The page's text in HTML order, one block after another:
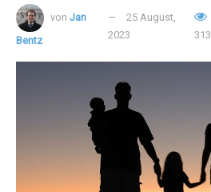
von Jan
Bentz
25 August,
2023
313